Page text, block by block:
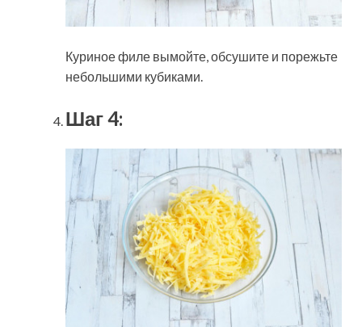
Куриное филе вымойте, обсушите и порежьте
небольшими кубиками.
Шаг 4: